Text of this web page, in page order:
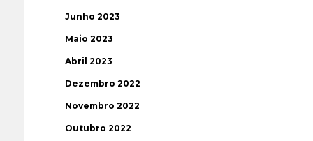
Junho 2023
Maio 2023
Abril 2023
Dezembro 2022
Novembro 2022
Outubro 2022